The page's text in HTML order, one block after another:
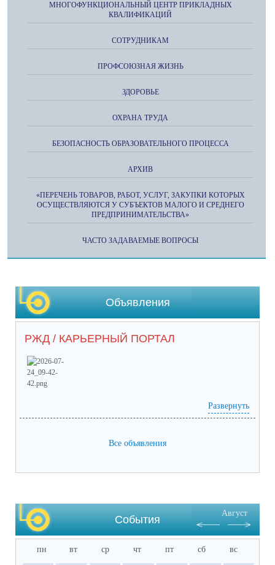
МНОГОФУНКЦИОНАЛЬНЫЙ ЦЕНТР ПРИКЛАДНЫХ
КВАЛИФИКАЦИЙ
СОТРУДНИКАМ
ПРОФСОЮЗНАЯ ЖИЗНЬ
ЗДОРОВЬЕ
ОХРАНА ТРУДА
БЕЗОПАСНОСТЬ ОБРАЗОВАТЕЛЬНОГО ПРОЦЕССА
АРХИВ
«ПЕРЕЧЕНЬ ТОВАРОВ, РАБОТ, УСЛУГ, ЗАКУПКИ КОТОРЫХ
ОСУЩЕСТВЛЯЮТСЯ У СУБЪЕКТОВ МАЛОГО И СРЕДНЕГО
ПРЕДПРИНИМАТЕЛЬСТВА»
ЧАСТО ЗАДАВАЕМЫЕ ВОПРОСЫ
Объявления
РЖД / КАРЬЕРНЫЙ ПОРТАЛ
(посмотреть)
Prilozhieniie_1 (53).pdf(скачать)(посмотреть)
Развернуть
Все объявления
События
Август
пн вт ср чт пт сб вс